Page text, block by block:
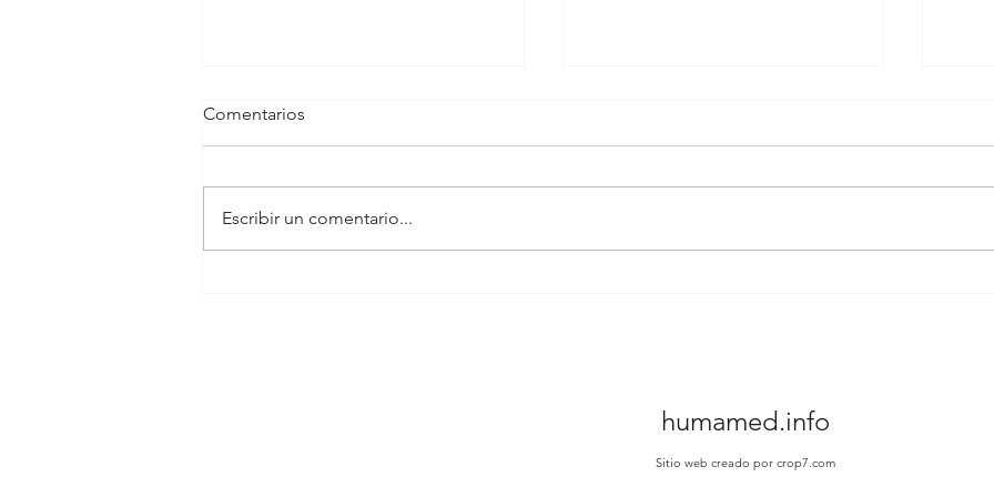
Comentarios
Escribir un comentario...
humamed.info
Sitio web creado por crop7.com